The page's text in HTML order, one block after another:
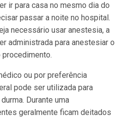
ir para casa no mesmo dia do
passar a noite no hospital.
necessário usar anestesia, a
administrada para anestesiar o
ou por preferência
pode ser utilizada para
Durante uma
geralmente ficam deitados